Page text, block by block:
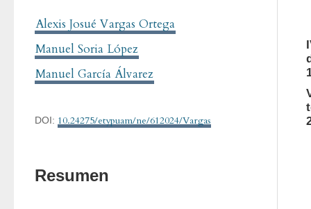
Alexis Josué Vargas Ortega
Manuel Soria López
Manuel García Álvarez
DOI: 10.24275/etypuam/ne/612024/Vargas
Resumen